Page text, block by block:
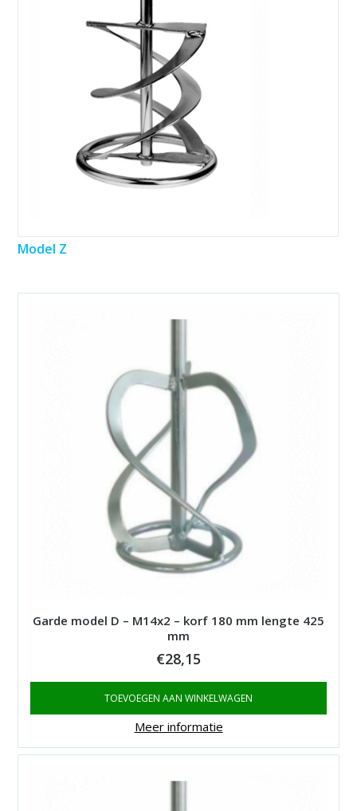
Model Z
Garde model D – M14x2 – korf 180 mm lengte 425
mm
€28,15
TOEVOEGEN AAN WINKELWAGEN
Meer informatie